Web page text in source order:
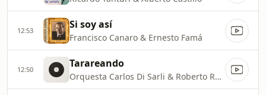
12:53 Si soy así
Francisco Canaro & Ernesto Famá
12:50 Tarareando
Orquesta Carlos Di Sarli & Roberto Rufino